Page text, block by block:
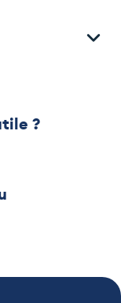
?
(nouvelle fenêtre)
Twitter (nouvelle
WhatsApp
par mail